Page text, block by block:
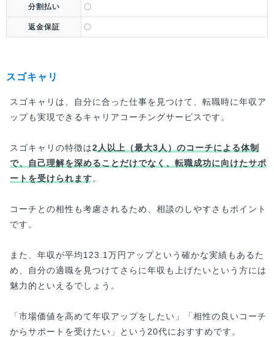
分割払い 〇
返金保証 〇
スゴキャリ
スゴキャリは、自分に合った仕事を見つけて、転職時に年収ア
ップも実現できるキャリアコーチングサービスです。
スゴキャリの特徴は2人以上（最大3人）のコーチによる体制
で、自己理解を深めることだけでなく、転職成功に向けたサポ
ートを受けられます。
コーチとの相性も考慮されるため、相談のしやすさもポイント
です。
また、年収が平均123.1万円アップという確かな実績もあるた
め、自分の適職を見つけてさらに年収も上げたいという方には
魅力的といえるでしょう。
「市場価値を高めて年収アップをしたい」「相性の良いコーチ
からサポートを受けたい」という20代におすすめです。